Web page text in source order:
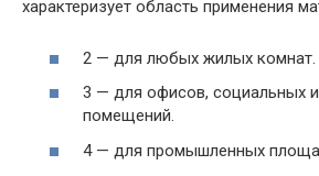
характеризует область применения
2 — для любых жилых комнат.
3 — для офисов, социальных
помещений.
4 — для промышленных